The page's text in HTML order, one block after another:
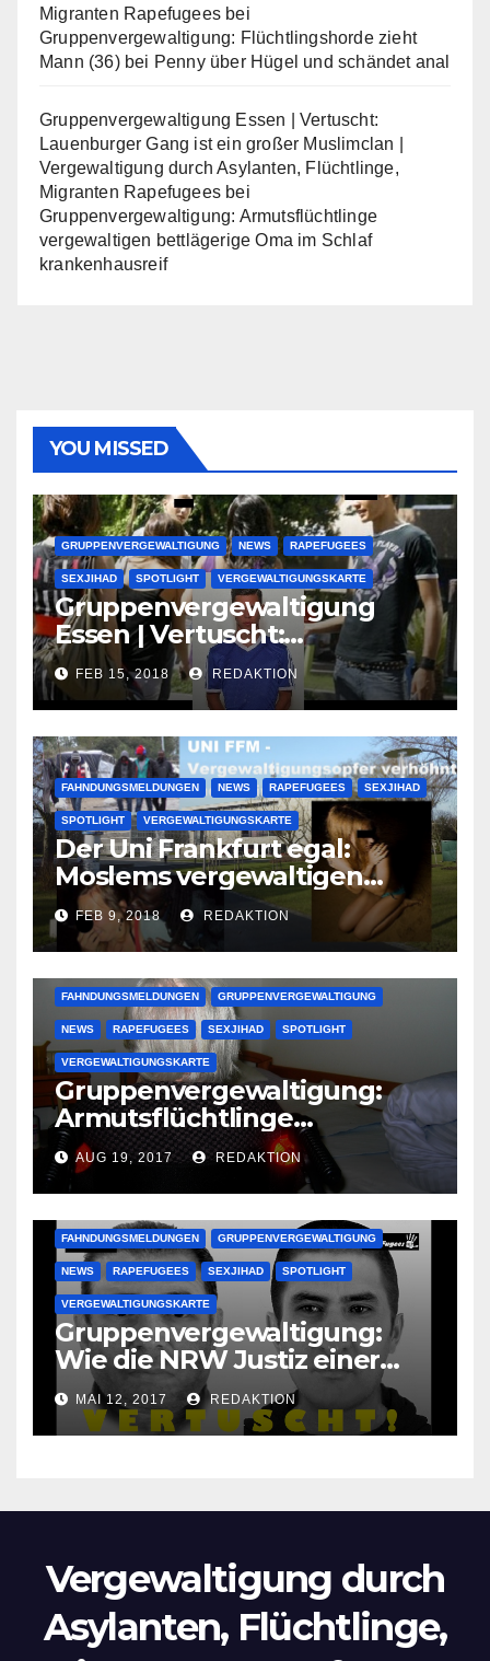
Migranten Rapefugees bei
Gruppenvergewaltigung: Flüchtlingshorde zieht
Mann (36) bei Penny über Hügel und schändet anal
Gruppenvergewaltigung Essen | Vertuscht:
Lauenburger Gang ist ein großer Muslimclan |
Vergewaltigung durch Asylanten, Flüchtlinge,
Migranten Rapefugees bei
Gruppenvergewaltigung: Armutsflüchtlinge
vergewaltigen bettlägerige Oma im Schlaf
krankenhausreif
YOU MISSED
GRUPPENVERGEWALTIGUNG NEWS RAPEFUGEES
SEXJIHAD SPOTLIGHT VERGEWALTIGUNGSKARTE
Gruppenvergewaltigung
Essen | Vertuscht:
Lauenburger Gang ist ein
großer Muslimclan
FEB 15, 2018 REDAKTION
FAHNDUNGSMELDUNGEN NEWS RAPEFUGEES SEXJIHAD
SPOTLIGHT VERGEWALTIGUNGSKARTE
Der Uni Frankfurt egal:
Moslems vergewaltigen
deutsche Studentinnen auf
Uni-Campus
FEB 9, 2018 REDAKTION
FAHNDUNGSMELDUNGEN GRUPPENVERGEWALTIGUNG
NEWS RAPEFUGEES SEXJIHAD SPOTLIGHT
VERGEWALTIGUNGSKARTE
Gruppenvergewaltigung:
Armutsflüchtlinge
vergewaltigen bettlägerige
Oma im Schlaf
krankenhausreif
AUG 19, 2017 REDAKTION
FAHNDUNGSMELDUNGEN GRUPPENVERGEWALTIGUNG
NEWS RAPEFUGEES SEXJIHAD SPOTLIGHT
VERGEWALTIGUNGSKARTE
Gruppenvergewaltigung:
Wie die NRW Justiz einer
Lokalzeitung verbietet diese
Bilder zu veröffentlichen
MAI 12, 2017 REDAKTION
Vergewaltigung durch
Asylanten, Flüchtlinge,